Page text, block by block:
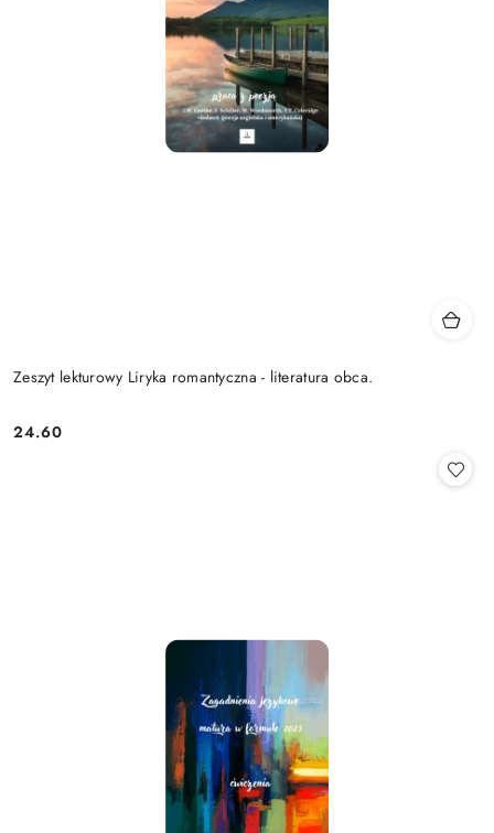
Zeszyt lekturowy Liryka romantyczna - literatura obca.
Cena:
24.60